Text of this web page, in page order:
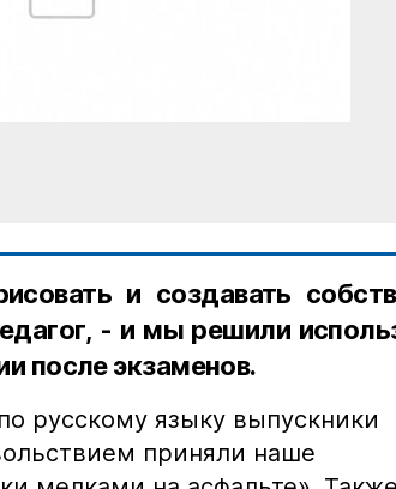
и создавать
- и мы решили
после экзаменов.
русскому языку выпускники
приняли наше